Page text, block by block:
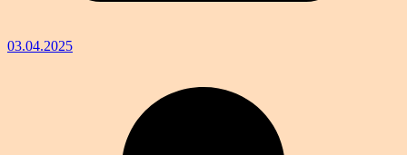
03.04.2025